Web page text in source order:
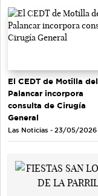
El CEDT de Motilla del
Palancar incorpora
consulta de Cirugía
General
Las Noticias - 23/05/2026